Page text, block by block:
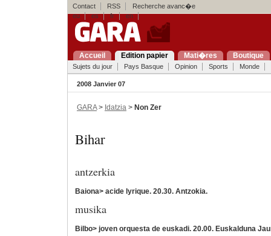
Contact RSS
Recherche avanc�e
eu
es fr en
Accueil Edition papier Mati�res Boutique
Sujets du jour Pays Basque Opinion Sports Monde
2008 Janvier 07
GARA> Idatzia > Non Zer
Bihar
antzerkia
Baiona> acide lyrique. 20.30. Antzokia.
musika
Bilbo> joven orquesta de euskadi. 20.00. Euskalduna